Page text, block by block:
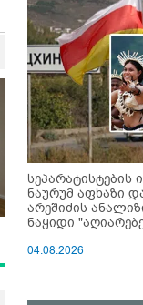
სეპარატისტების
ნაურუმ აფხაზი
არეშიძის
ნაყიდი
04.08.2026